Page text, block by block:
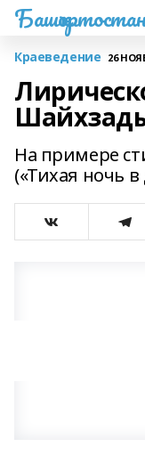
Краеведение 26
На примере
(«Тихая ночь в